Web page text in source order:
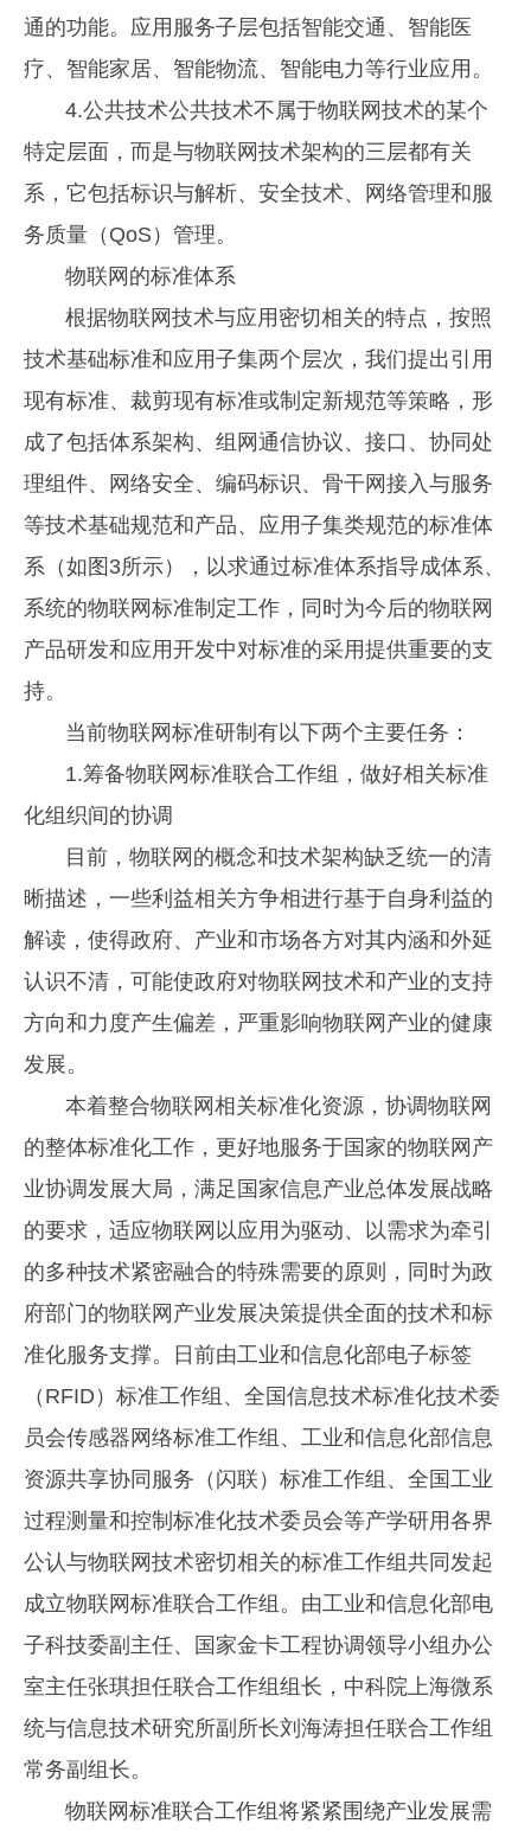
通的功能。应用服务子层包括智能交通、智能医
疗、智能家居、智能物流、智能电力等行业应用。
4.公共技术公共技术不属于物联网技术的某个
特定层面，而是与物联网技术架构的三层都有关
系，它包括标识与解析、安全技术、网络管理和服
务质量（QoS）管理。
物联网的标准体系
根据物联网技术与应用密切相关的特点，按照
技术基础标准和应用子集两个层次，我们提出引用
现有标准、裁剪现有标准或制定新规范等策略，形
成了包括体系架构、组网通信协议、接口、协同处
理组件、网络安全、编码标识、骨干网接入与服务
等技术基础规范和产品、应用子集类规范的标准体
系（如图3所示），以求通过标准体系指导成体系、
系统的物联网标准制定工作，同时为今后的物联网
产品研发和应用开发中对标准的采用提供重要的支
持。
当前物联网标准研制有以下两个主要任务：
1.筹备物联网标准联合工作组，做好相关标准
化组织间的协调
目前，物联网的概念和技术架构缺乏统一的清
晰描述，一些利益相关方争相进行基于自身利益的
解读，使得政府、产业和市场各方对其内涵和外延
认识不清，可能使政府对物联网技术和产业的支持
方向和力度产生偏差，严重影响物联网产业的健康
发展。
本着整合物联网相关标准化资源，协调物联网
的整体标准化工作，更好地服务于国家的物联网产
业协调发展大局，满足国家信息产业总体发展战略
的要求，适应物联网以应用为驱动、以需求为牵引
的多种技术紧密融合的特殊需要的原则，同时为政
府部门的物联网产业发展决策提供全面的技术和标
准化服务支撑。日前由工业和信息化部电子标签
（RFID）标准工作组、全国信息技术标准化技术委
员会传感器网络标准工作组、工业和信息化部信息
资源共享协同服务（闪联）标准工作组、全国工业
过程测量和控制标准化技术委员会等产学研用各界
公认与物联网技术密切相关的标准工作组共同发起
成立物联网标准联合工作组。由工业和信息化部电
子科技委副主任、国家金卡工程协调领导小组办公
室主任张琪担任联合工作组组长，中科院上海微系
统与信息技术研究所副所长刘海涛担任联合工作组
常务副组长。
物联网标准联合工作组将紧紧围绕产业发展需